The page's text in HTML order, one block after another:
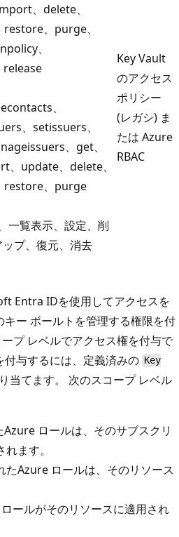
、delete、
、purge、
、
、
、setissuers、
、get、
update、delete、
restore、purge
一覧表示、設定、削
プ、復元、消去
Key Vault
のアクセス
ポリシー
(レガシ) ま
たは Azure
RBAC
Entra IDを使用してアクセスを
ー ボールトを管理する権限を付
プ レベルでアクセス権を付与で
与するには、定義済みの Key
当てます。 次のスコープ レベル
ロールは、そのサブスクリ
ます。
たAzure ロールは、そのリソース
ールがそのリソースに適用され